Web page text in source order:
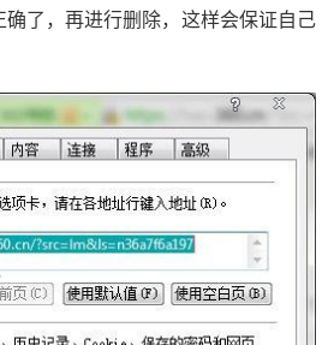
了，再进行删除，这样会保证自己